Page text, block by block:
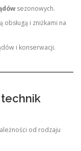
sezonowych.
i zniżkami na
i konserwacji.
od rodzaju